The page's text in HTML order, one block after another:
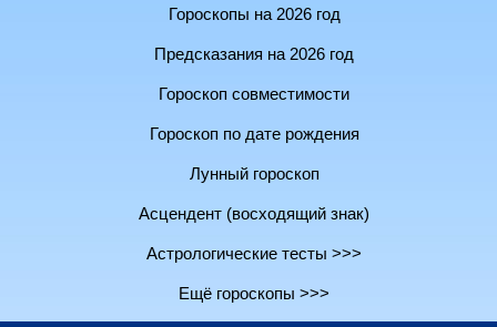
Гороскопы на 2026 год
Предсказания на 2026 год
Гороскоп совместимости
Гороскоп по дате рождения
Лунный гороскоп
Асцендент (восходящий знак)
Астрологические тесты >>>
Ещё гороскопы >>>